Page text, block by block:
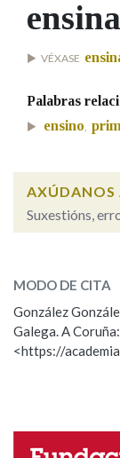
Facebook
TwitterYoutube
BUSCAR
Comeza por
Remata por
Contén
Nas definicións
Na fraseoloxía
VÉXASE
Palabras
ensino,
AXÚDANOS
Suxestións,
ESCOLLE
Propoño
Nome
MODO DE CITA
González
Galega. A
<https://